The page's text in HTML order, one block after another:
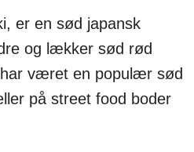
er en sød japansk
og lækker sød rød
været en populær sød
på street food boder